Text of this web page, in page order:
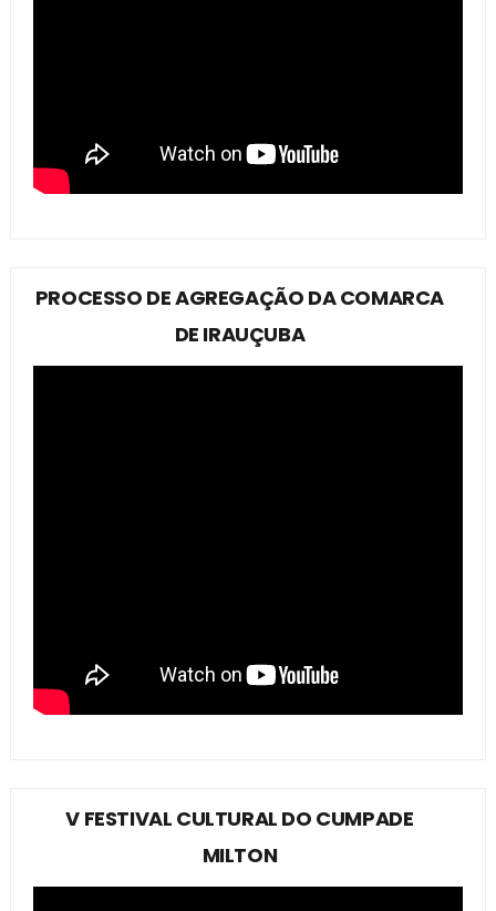
PROCESSO DE AGREGAÇÃO DA COMARCA
DE IRAUÇUBA
V FESTIVAL CULTURAL DO CUMPADE
MILTON